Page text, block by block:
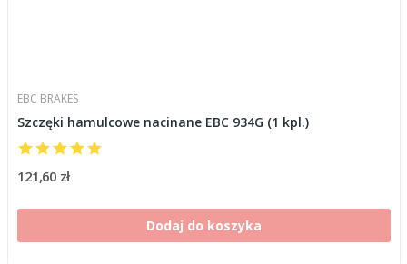
EBC BRAKES
Szczęki hamulcowe nacinane EBC 934G (1 kpl.)
121,60 zł
Dodaj do koszyka